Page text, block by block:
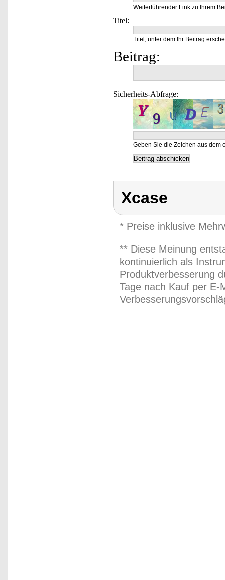
Weiterführender Link zu Ihrem
Titel:
Titel, unter dem Ihr Beitrag
Beitrag:
Sicherheits-Abfrage:
Geben Sie die Zeichen aus dem
Xcase
* Preise inklusive
** Diese Meinung
kontinuierlich als
Produktverbesserung
Tage nach Kauf per E-